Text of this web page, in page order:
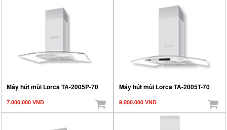
Máy hút mùi Lorca TA-2005P-70
7.000.000 VNĐ
Máy hút mùi Lorca TA-2005T-70
9.000.000 VNĐ